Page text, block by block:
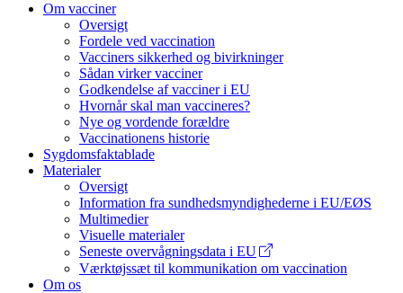
Navigation
(desktop)
Om vacciner
Oversigt
Fordele ved vaccination
Vacciners sikkerhed og bivirkninger
Sådan virker vacciner
Godkendelse af vacciner i EU
Hvornår skal man vaccineres?
Nye og vordende forældre
Vaccinationens historie
Sygdomsfaktablade
Materialer
Oversigt
Information fra sundhedsmyndighederne i EU/EØS
Multimedier
Visuelle materialer
Seneste overvågningsdata i EU
Værktøjssæt til kommunikation om vaccination
Om os